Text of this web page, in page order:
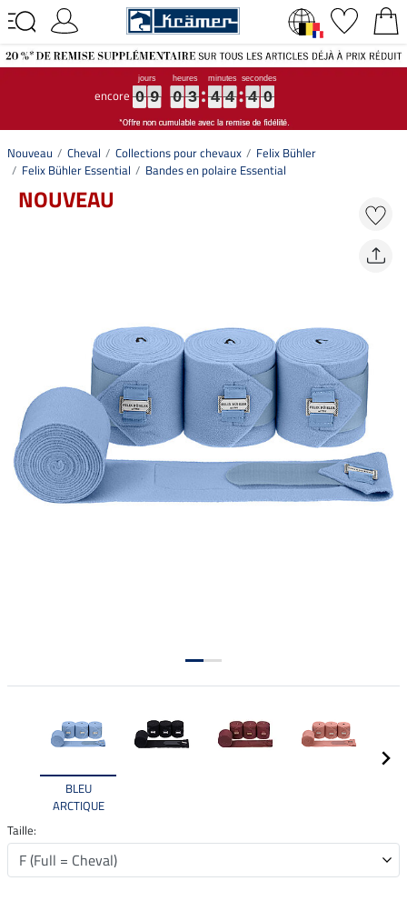
encore 0
0
0
0 9
9
9
9 0
0
0
0 3
3
3
3 4
4
4
4 4
4
4
4 3
4
3
4 9
0
9
0
Nouveau Cheval Collections pour chevaux
Felix Bühler
Felix Bühler Essential
Bandes en polaire Essential
NOUVEAU
BLEU
ARCTIQUE
Taille: